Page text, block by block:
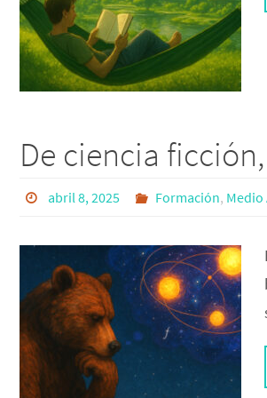
De ciencia
abril 8, 2025 Formación, Medio